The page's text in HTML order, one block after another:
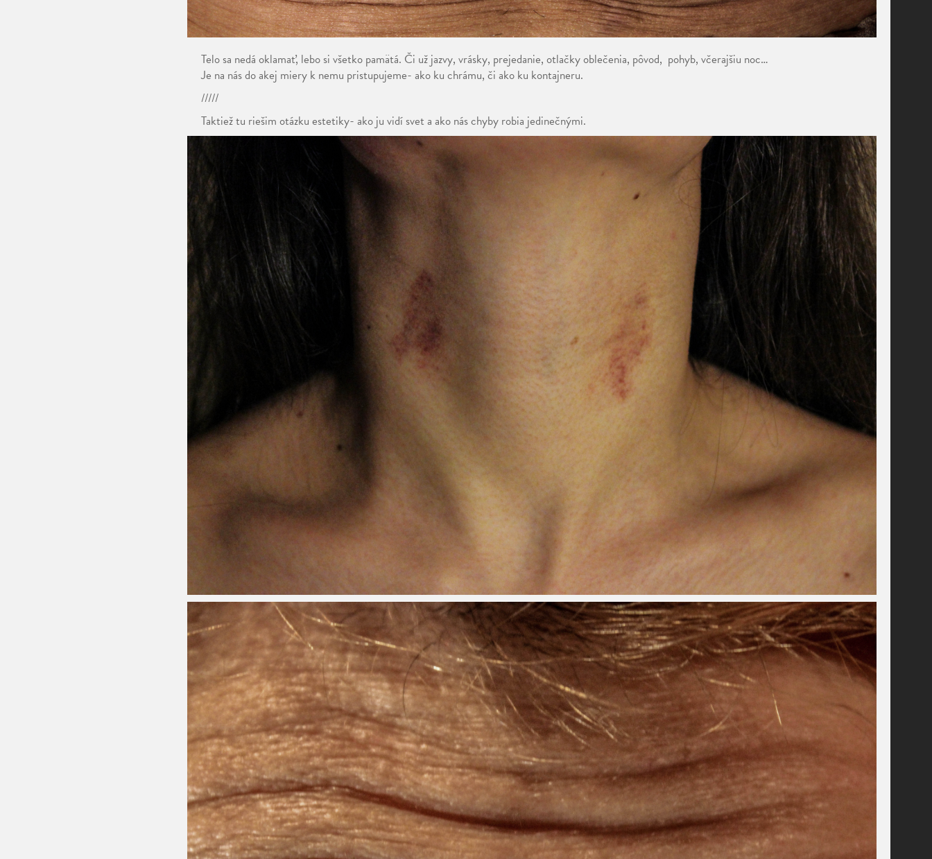
Telo sa nedá oklamať, lebo si všetko pamätá. Či už jazvy, vrásky, prejedanie, otlačky oblečenia, pôvod, pohyb, včerajšiu noc…
Je na nás do akej miery k nemu pristupujeme- ako ku chrámu, či ako ku kontajneru.
/////
Taktiež tu riešim otázku estetiky- ako ju vidí svet a ako nás chyby robia jedinečnými.